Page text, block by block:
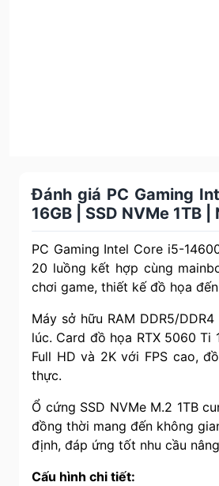
Đánh giá PC Gaming
16GB | SSD NVMe 1TB
PC Gaming Intel Core i5-
20 luồng kết hợp cùng
chơi game, thiết kế đồ họa
Máy sở hữu RAM DDR5/
lúc. Card đồ họa RTX 5060
Full HD và 2K với FPS cao,
thực.
Ổ cứng SSD NVMe M.2 1TB
đồng thời mang đến không
định, đáp ứng tốt nhu cầu
Cấu hình chi tiết: